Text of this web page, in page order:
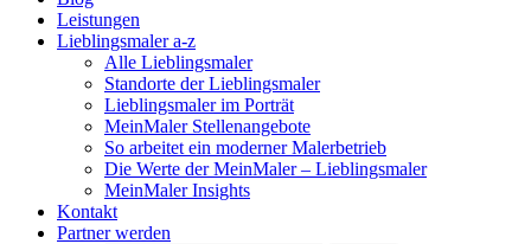
Leistungen
Lieblingsmaler a-z
Alle Lieblingsmaler
Standorte der Lieblingsmaler
Lieblingsmaler im Porträt
MeinMaler Stellenangebote
So arbeitet ein moderner Malerbetrieb
Die Werte der MeinMaler – Lieblingsmaler
MeinMaler Insights
Kontakt
Partner werden